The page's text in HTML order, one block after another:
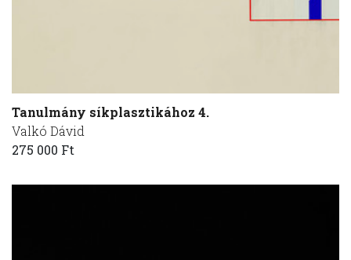
Tanulmány síkplasztikához 4.
Valkó Dávid
275 000 Ft